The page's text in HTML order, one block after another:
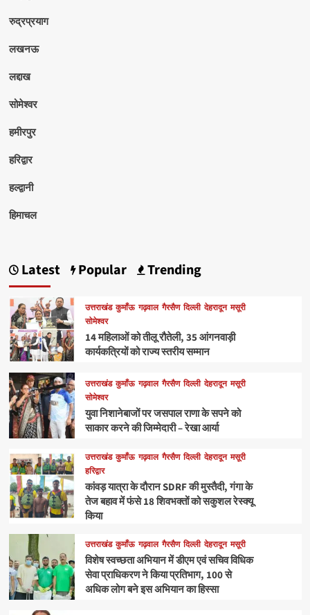
रुद्रप्रयाग
लखनऊ
लद्दाख
सोमेश्वर
हमीरपुर
हरिद्वार
हल्द्वानी
हिमाचल
Latest Popular Trending
उत्तराखंड कुमाँऊ गढ़वाल गैरसैण दिल्ली देहरादून मसूरी
सोमेश्वर
14 महिलाओं को तीलू रौतेली, 35 आंगनवाड़ी
कार्यकत्रियों को राज्य स्तरीय सम्मान
उत्तराखंड कुमाँऊ गढ़वाल गैरसैण दिल्ली देहरादून मसूरी
सोमेश्वर
युवा निशानेबाजों पर जसपाल राणा के सपने को
साकार करने की जिम्मेदारी – रेखा आर्या
उत्तराखंड कुमाँऊ गढ़वाल गैरसैण दिल्ली देहरादून मसूरी
हरिद्वार
कांवड़ यात्रा के दौरान SDRF की मुस्तैदी, गंगा के
तेज बहाव में फंसे 18 शिवभक्तों को सकुशल रेस्क्यू
किया
उत्तराखंड कुमाँऊ गढ़वाल गैरसैण दिल्ली देहरादून मसूरी
विशेष स्वच्छता अभियान में डीएम एवं सचिव विधिक
सेवा प्राधिकरण ने किया प्रतिभाग, 100 से
अधिक लोग बने इस अभियान का हिस्सा